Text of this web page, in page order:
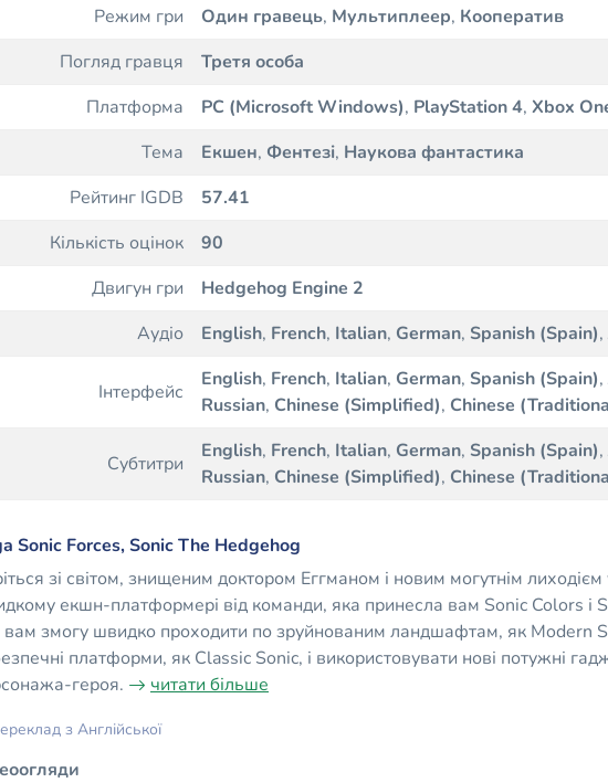
Режим гри
Один гравець, Мультиплеер, Кооператив
Погляд гравця
Третя особа
Платформа
PC (Microsoft Windows), PlayStation 4, Xbox
Тема
Екшен, Фентезі, Наукова фантастика
Рейтинг IGDB
57.41
Кількість оцінок
90
Двигун гри
Hedgehog Engine 2
Аудіо
English, French, Italian, German, Spanish (Spain),
Інтерфейс
English, French, Italian, German, Spanish (Spain),
Russian, Chinese (Simplified), Chinese
Субтитри
English, French, Italian, German, Spanish (Spain),
Russian, Chinese (Simplified), Chinese
Sonic Forces, Sonic The Hedgehog
зі світом, знищеним доктором Еггманом і новим могутнім
екшн-платформері від команди, яка принесла вам Sonic Colors і
вам змогу швидко проходити по зруйнованим ландшафтам, як Modern
платформи, як Classic Sonic, і використовувати нові потужні
героя.
читати більше
з Англійської